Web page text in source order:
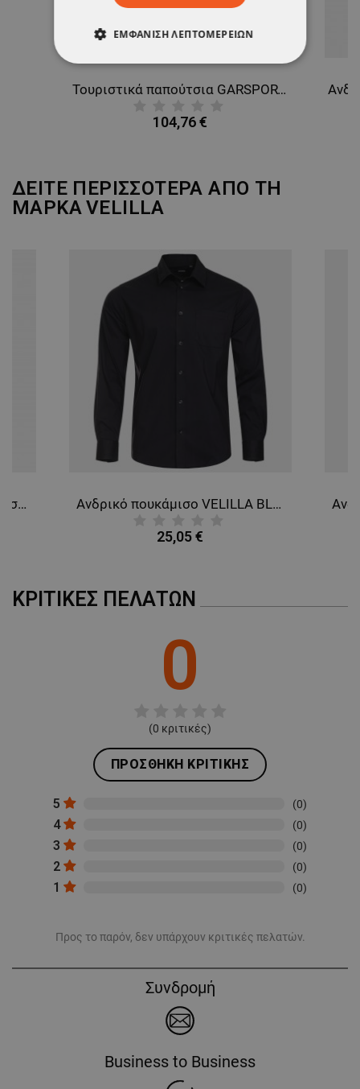
Τουριστικά παπούτσια GARSPORT SPARROW MID WP
104,76 €
ΔΕΙΤΕ ΠΕΡΙΣΣΟΤΕΡΑ ΑΠΟ ΤΗ
ΜΑΡΚΑVELILLA
Ανδρικό κοντομάνικο πουκάμισο VELILLA WHITE Ανδρικό πουκάμισο VELILLA BLACK
25,05 €
ΚΡΙΤΙΚΈΣ ΠΕΛΑΤΏΝ
0
(0 κριτικές)
ΠΡΟΣΘΉΚΗ ΚΡΙΤΙΚΉΣ
5 (0)
4 (0)
3 (0)
2 (0)
1 (0)
Προς το παρόν, δεν υπάρχουν κριτικές πελατών.
Συνδρομή
Business to Business
ΕΜΦΆΝΙΣΗ ΛΕΠΤΟΜΕΡΕΙΏΝ
ΑΠΟΛΎΤΩΣ ΑΠΑΡΑΊΤΗΤΑ
ΜΗ ΤΑΞΙΝΟΜΗΜΈΝΑ